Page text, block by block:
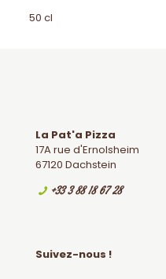
50 cl
La Pat'a Pizza
17A rue d'Ernolsheim
67120 Dachstein
+33 3 88 18 67 28
Suivez-nous !